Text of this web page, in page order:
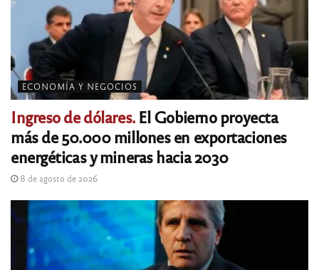
ECONOMÍA Y NEGOCIOS
Ingreso de dólares.El Gobierno proyecta
más de 50.000 millones en exportaciones
energéticas y mineras hacia 2030
8 de agosto de 2026